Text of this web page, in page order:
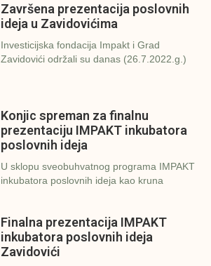
Završena prezentacija poslovnih
ideja u Zavidovićima
Investicijska fondacija Impakt i Grad
Zavidovići održali su danas (26.7.2022.g.)
Konjic spreman za finalnu
prezentaciju IMPAKT inkubatora
poslovnih ideja
U sklopu sveobuhvatnog programa IMPAKT
inkubatora poslovnih ideja kao kruna
Finalna prezentacija IMPAKT
inkubatora poslovnih ideja
Zavidovići